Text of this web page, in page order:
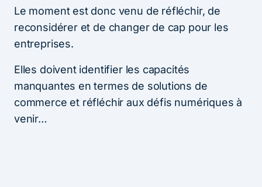
Le moment est donc venu de réfléchir, de
reconsidérer et de changer de cap pour les
entreprises.
Elles doivent identifier les capacités
manquantes en termes de solutions de
commerce et réfléchir aux défis numériques à
venir…